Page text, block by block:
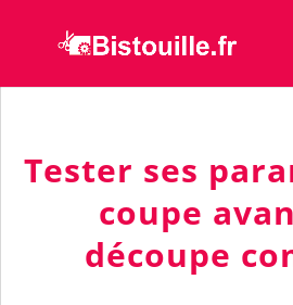
Tester ses
coupe
découpe